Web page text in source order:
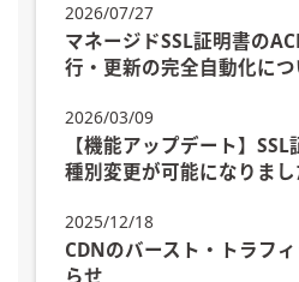
2026/07/27
マネージドSSL証明書の
行・更新の完全自動化につ
2026/03/09
【機能アップデート】
種別変更が可能になりまし
2025/12/18
CDNのバースト・トラフ
らせ